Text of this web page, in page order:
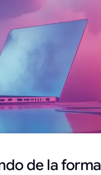
de la forma